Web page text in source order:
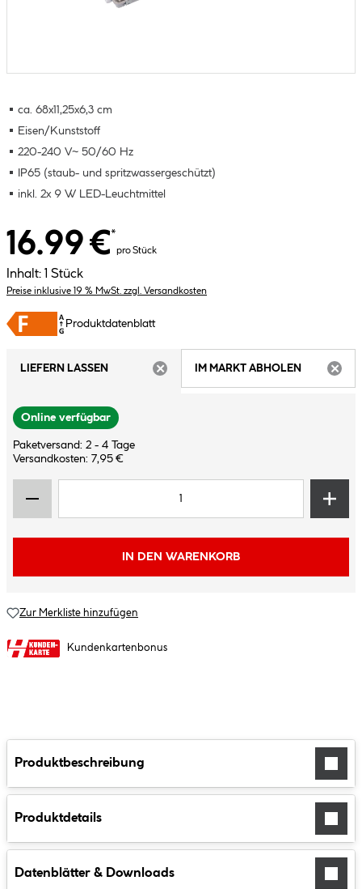
ca. 68x11,25x6,3 cm
Eisen/Kunststoff
220-240 V~ 50/60 Hz
IP65 (staub- und spritzwassergeschützt)
inkl. 2x 9 W LED-Leuchtmittel
16.99 €*
pro Stück
Inhalt: 1 Stück
Preise inklusive 19 % MwSt. zzgl. Versandkosten
Produktdatenblatt
LIEFERN LASSEN
IM MARKT ABHOLEN
Online verfügbar
Paketversand: 2 - 4 Tage
Versandkosten: 7,95 €
IN DEN WARENKORB
Zur Merkliste hinzufügen
Kundenkartenbonus
Produktbeschreibung
Produktdetails
Datenblätter & Downloads